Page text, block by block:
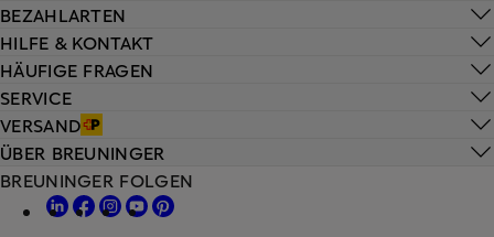
HILFE & KONTAKT
HÄUFIGE FRAGEN
SERVICE
VERSAND
BEZAHLARTEN
ÜBER BREUNINGER
BREUNINGER FOLGEN